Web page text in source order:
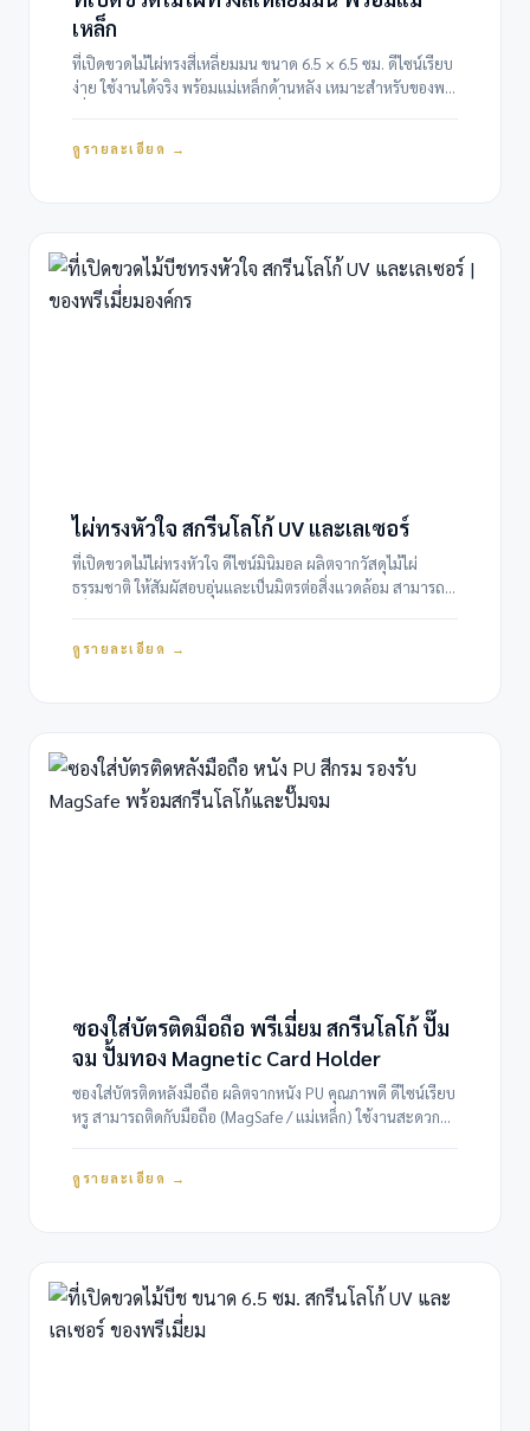
เหล็ก
ที่เปิดขวดไม้ไผ่ทรงสี่เหลี่ยมมน ขนาด 6.5 × 6.5 ซม. ดีไซน์เรียบ
ง่าย ใช้งานได้จริง พร้อมแม่เหล็กด้านหลัง เหมาะสำหรับของพรี
ดูรายละเอียด →
ไผ่ทรงหัวใจ สกรีนโลโก้ UV และเลเซอร์
ที่เปิดขวดไม้ไผ่ทรงหัวใจ ดีไซน์มินิมอล ผลิตจากวัสดุไม้ไผ่
ธรรมชาติ ให้สัมผัสอบอุ่นและเป็นมิตรต่อสิ่งแวดล้อม สามารถ
ดูรายละเอียด →
ซองใส่บัตรติดมือถือ พรีเมี่ยม สกรีนโลโก้ ปั๊ม
จม ปั้มทอง Magnetic Card Holder
ซองใส่บัตรติดหลังมือถือ ผลิตจากหนัง PU คุณภาพดี ดีไซน์เรียบ
หรู สามารถติดกับมือถือ (MagSafe / แม่เหล็ก) ใช้งานสะดวก
ดูรายละเอียด →